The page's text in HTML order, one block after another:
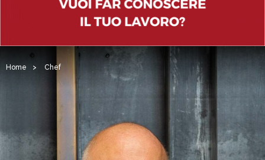
Home > Chef